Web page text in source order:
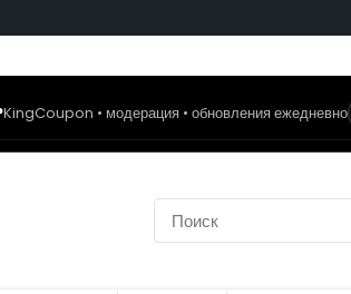
KingCoupon • модерация • обновления ежедневно